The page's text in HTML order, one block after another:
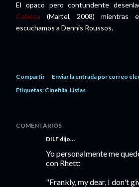
El opaco pero contundente
Cabeza (Martel, 2008) mientras
escuchamos a Dennis Roussos.
Compartir
Enviar la entrada por correo
Etiquetas: Cinefilia Listas
COMENTARIOS
DILF dijo…
Yo personalmente me
con Rhett:
"Frankly, my dear, I don't